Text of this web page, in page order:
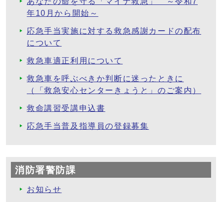
年10月から開始～
応急手当実施に対する救急感謝カードの配布
について
救急車適正利用について
救急車を呼ぶべきか判断に迷ったときに
（「救急安心センターきょうと」のご案内）
救命講習受講申込書
応急手当普及指導員の登録募集
消防署警防課
お知らせ